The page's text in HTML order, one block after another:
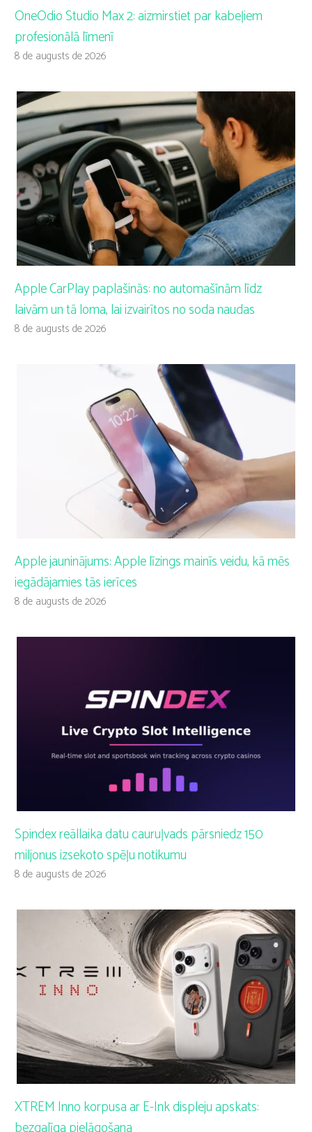
OneOdio Studio Max 2: aizmirstiet par kabeļiem
profesionālā līmenī
8 de augusts de 2026
Apple CarPlay paplašinās: no automašīnām līdz
laivām un tā loma, lai izvairītos no soda naudas
8 de augusts de 2026
Apple jauninājums: Apple līzings mainīs veidu, kā mēs
iegādājamies tās ierīces
8 de augusts de 2026
Spindex reāllaika datu cauruļvads pārsniedz 150
miljonus izsekoto spēļu notikumu
8 de augusts de 2026
XTREM Inno korpusa ar E-Ink displeju apskats: